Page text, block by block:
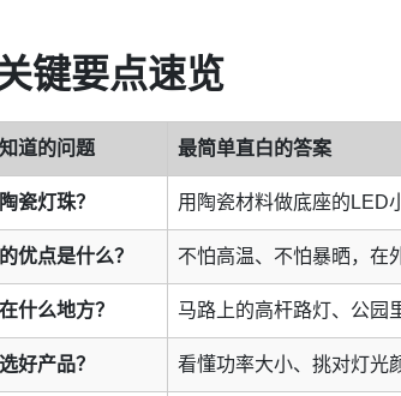
键要点速览
道的问题 最简单直白的答案
瓷灯珠？ 用陶瓷材料做底座的LED
优点是什么？ 不怕高温、不怕暴晒，在
什么地方？ 马路上的高杆路灯、公园
好产品？ 看懂功率大小、挑对灯光